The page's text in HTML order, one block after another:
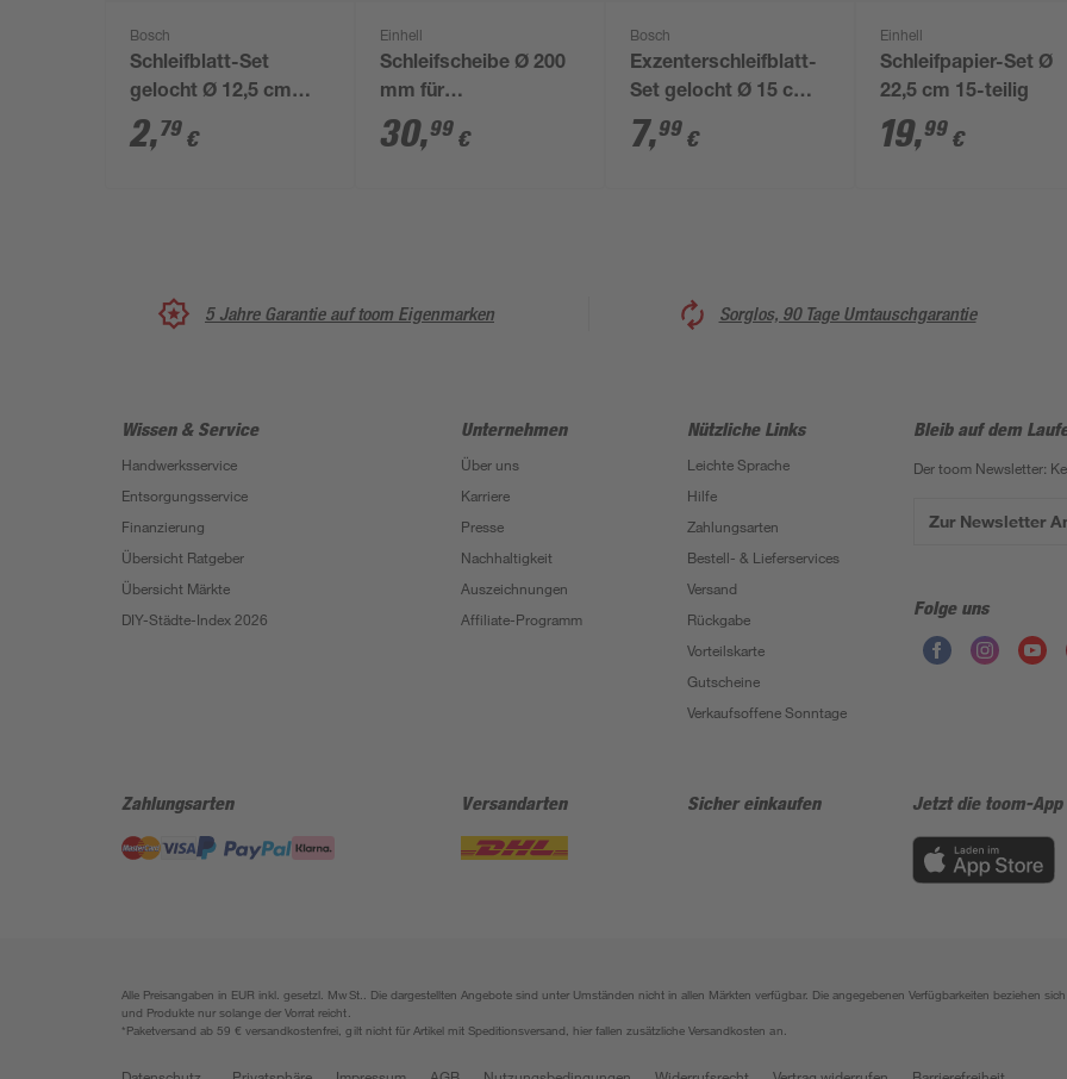
Bosch
Schleifblatt-Set
gelocht Ø 12,5 cm
G40 5 Stück
2,79 €
Einhell
Schleifscheibe Ø 200
mm für
Doppelschleifer K200
30,99 €
Bosch
Exzenterschleifblatt-
Set gelocht Ø 15 cm
G240 5-teilig
7,99 €
Einhell
Schleifpapier-Set Ø
22,5 cm 15-teilig
19,99 €
5 Jahre Garantie auf toom Eigenmarken Sorglos, 90 Tage Umtauschgarantie
Wissen & Service
Handwerksservice
Entsorgungsservice
Finanzierung
Übersicht Ratgeber
Übersicht Märkte
DIY-Städte-Index 2026
Unternehmen
Über uns
Karriere
Presse
Nachhaltigkeit
Auszeichnungen
Affiliate-Programm
Nützliche Links
Leichte Sprache
Hilfe
Zahlungsarten
Bestell- & Lieferservices
Versand
Rückgabe
Vorteilskarte
Gutscheine
Verkaufsoffene Sonntage
Bleib auf dem
Der toom Newsletter:
Zur Newsletter
Folge uns
Zahlungsarten Versandarten Sicher einkaufen Jetzt die toom-
Alle Preisangaben in EUR inkl. gesetzl. MwSt.. Die dargestellten Angebote sind unter Umständen nicht in allen Märkten verfügbar. Die angegebenen Verfügbarkeiten beziehen
und Produkte nur solange der Vorrat reicht.
*Paketversand ab 59 € versandkostenfrei, gilt nicht für Artikel mit Speditionsversand, hier fallen zusätzliche Versandkosten an.